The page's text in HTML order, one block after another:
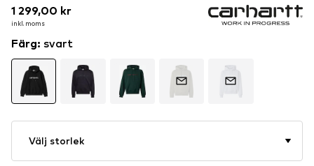
1 299,00 kr
inkl. moms
1 299,00 kr
inkl. moms
Färg: svart
Välj storlek